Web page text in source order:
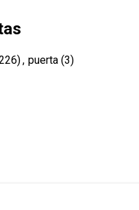
, puerta (3)